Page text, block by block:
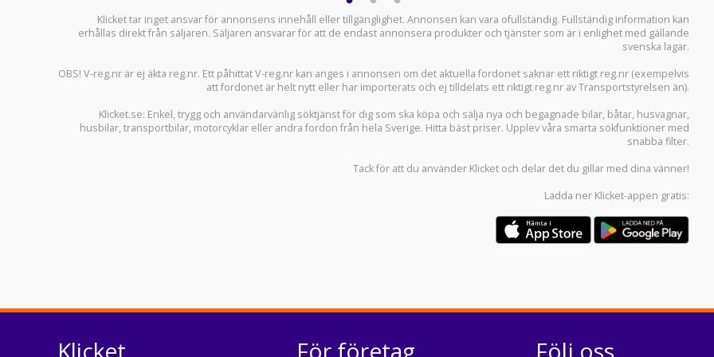
Klicket tar inget ansvar för annonsens innehåll eller tillgänglighet. Annonsen kan vara ofullständig. Fullständig information kan
erhållas direkt från säljaren. Säljaren ansvarar för att de endast annonsera produkter och tjänster som är i enlighet med gällande
svenska lagar.
OBS! V-reg.nr är ej äkta reg.nr. Ett påhittat V-reg.nr kan anges i annonsen om det aktuella fordonet saknar ett riktigt reg.nr (exempelvis
att fordonet är helt nytt eller har importerats och ej tilldelats ett riktigt reg.nr av Transportstyrelsen än).
Klicket.se: Enkel, trygg och användarvänlig söktjänst för dig som ska köpa och sälja nya och begagnade bilar, båtar, husvagnar,
husbilar,transportbilar, motorcyklar eller andra fordon från hela Sverige. Hitta bäst priser. Upplev våra smarta sökfunktioner med
snabba filter.
Tack för att du använder Klicket och delar det du gillar med dina vänner!
Ladda ner Klicket-appen gratis:
Klicket För företag Följ oss